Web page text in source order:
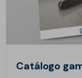
Catálogo